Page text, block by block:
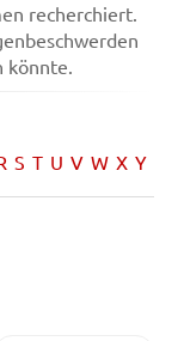
recherchiert.
könnte.
S T U V W X Y